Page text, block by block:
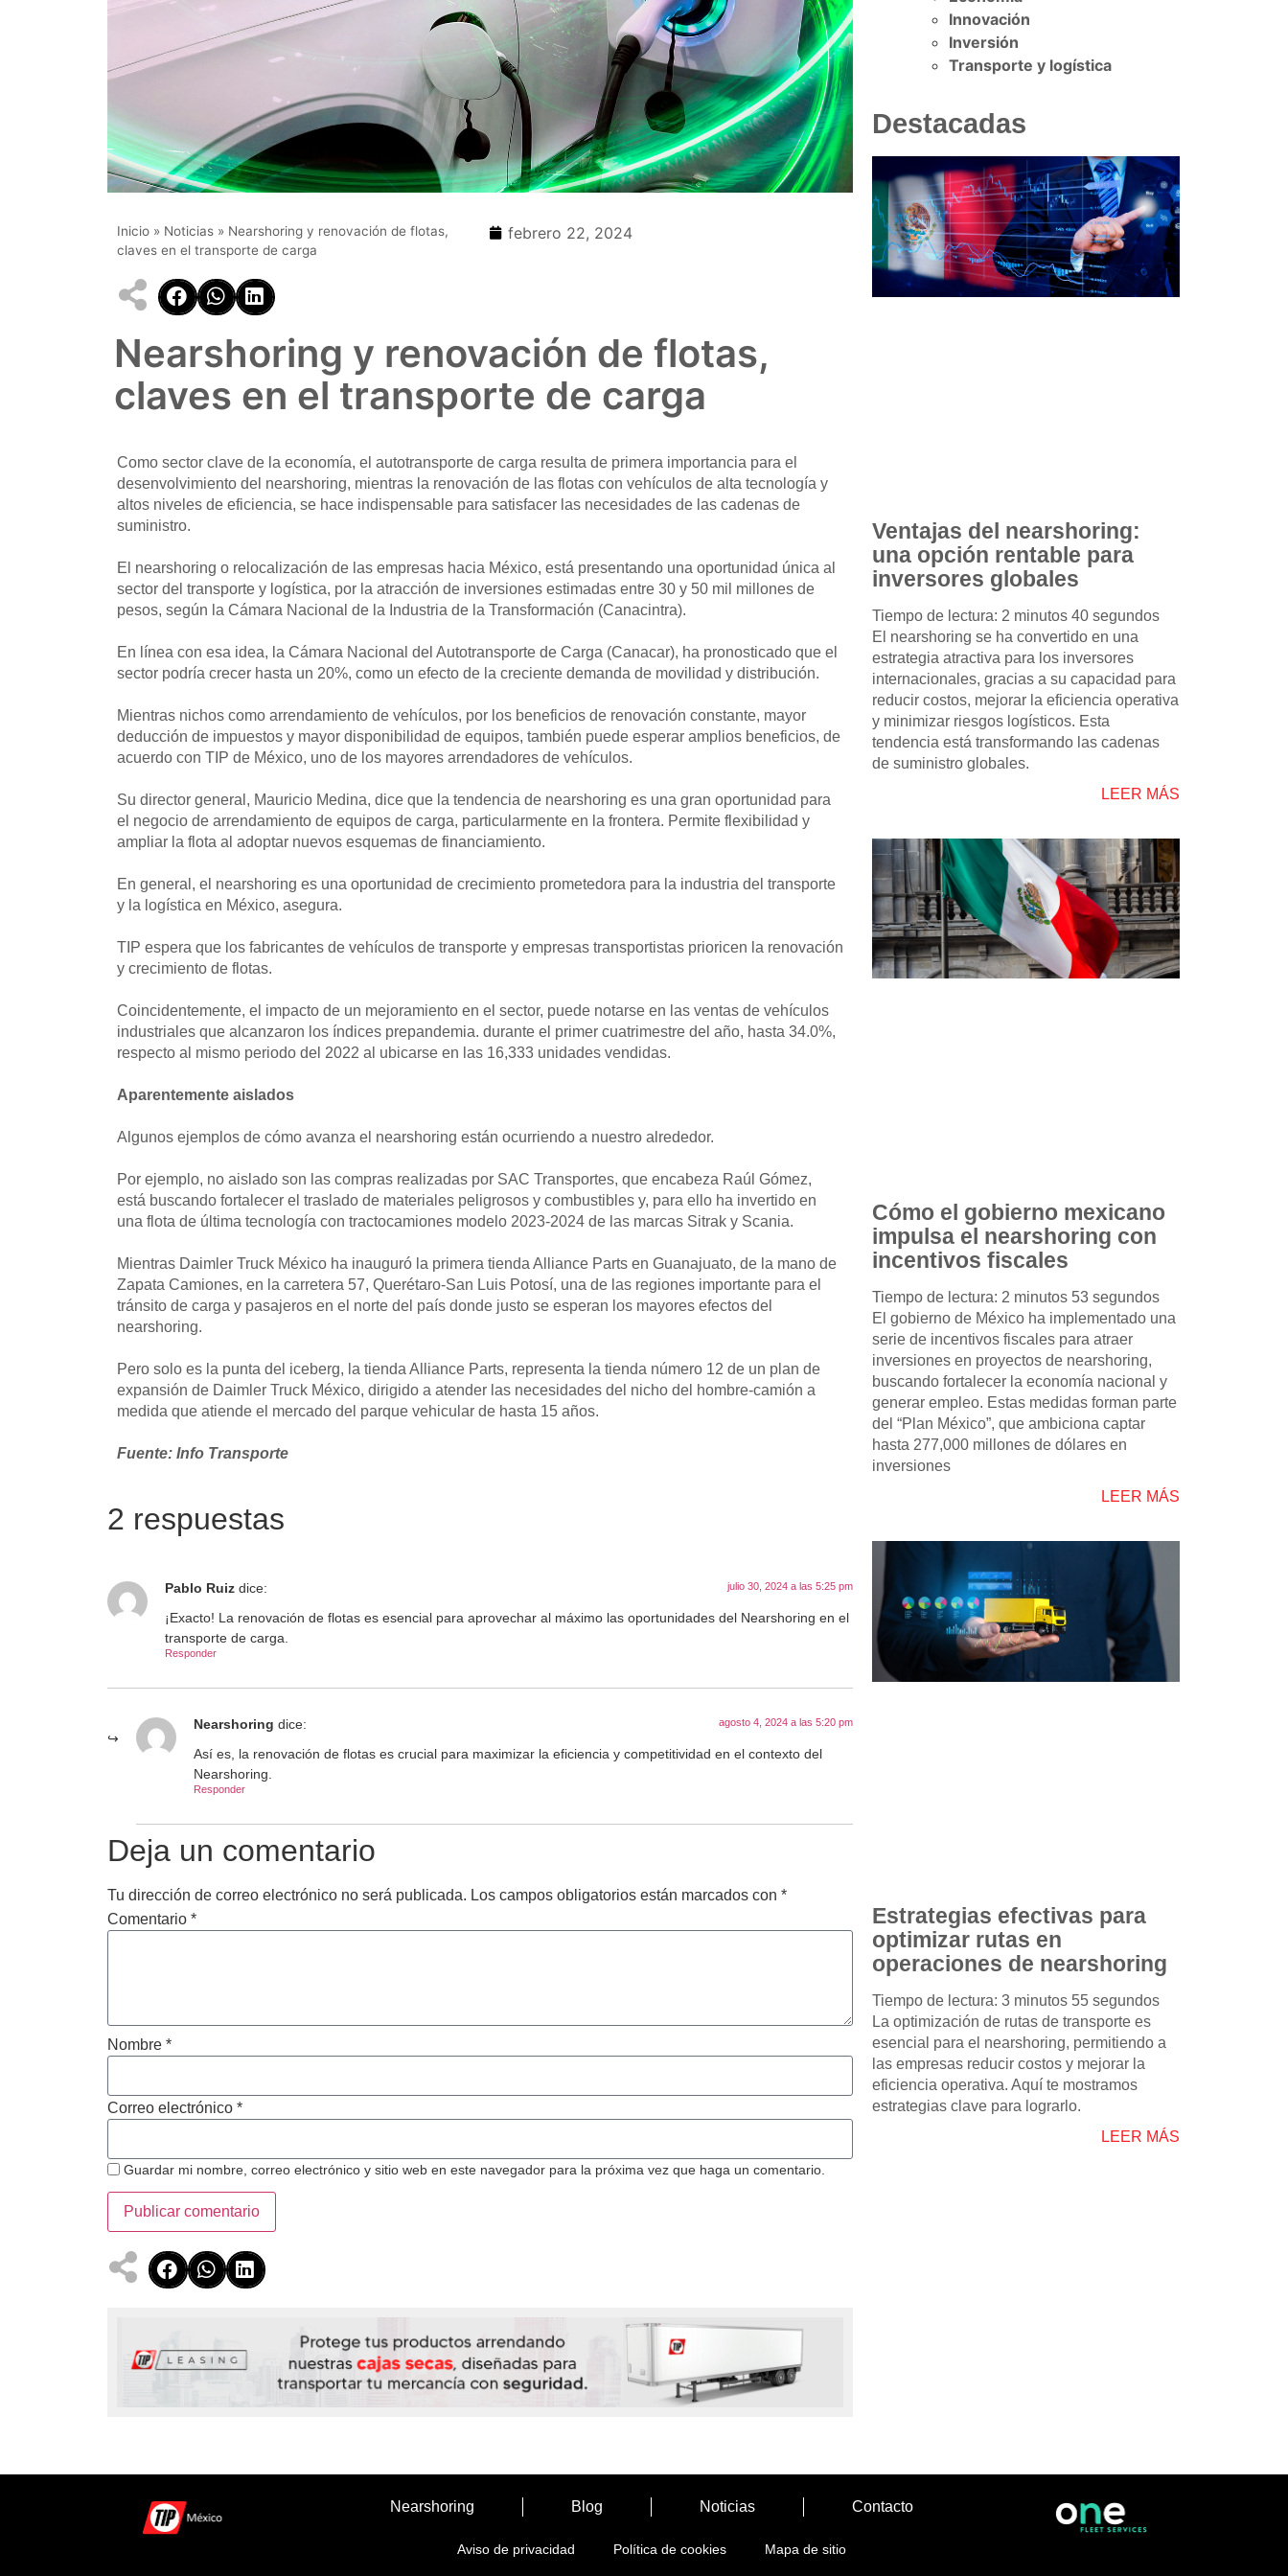
Inicio » Noticias » Nearshoring y renovación de flotas,
claves en el transporte de carga
febrero 22, 2024
Nearshoring y renovación de flotas,
claves en el transporte de carga
Como sector clave de la economía, el autotransporte de carga resulta de primera importancia para el
desenvolvimiento del nearshoring, mientras la renovación de las flotas con vehículos de alta tecnología y
altos niveles de eficiencia, se hace indispensable para satisfacer las necesidades de las cadenas de
suministro.
El nearshoring o relocalización de las empresas hacia México, está presentando una oportunidad única al
sector del transporte y logística, por la atracción de inversiones estimadas entre 30 y 50 mil millones de
pesos, según la Cámara Nacional de la Industria de la Transformación (Canacintra).
En línea con esa idea, la Cámara Nacional del Autotransporte de Carga (Canacar), ha pronosticado que el
sector podría crecer hasta un 20%, como un efecto de la creciente demanda de movilidad y distribución.
Mientras nichos como arrendamiento de vehículos, por los beneficios de renovación constante, mayor
deducción de impuestos y mayor disponibilidad de equipos, también puede esperar amplios beneficios, de
acuerdo con TIP de México, uno de los mayores arrendadores de vehículos.
Su director general, Mauricio Medina, dice que la tendencia de nearshoring es una gran oportunidad para
el negocio de arrendamiento de equipos de carga, particularmente en la frontera. Permite flexibilidad y
ampliar la flota al adoptar nuevos esquemas de financiamiento.
En general, el nearshoring es una oportunidad de crecimiento prometedora para la industria del transporte
y la logística en México, asegura.
TIP espera que los fabricantes de vehículos de transporte y empresas transportistas prioricen la renovación
y crecimiento de flotas.
Coincidentemente, el impacto de un mejoramiento en el sector, puede notarse en las ventas de vehículos
industriales que alcanzaron los índices prepandemia. durante el primer cuatrimestre del año, hasta 34.0%,
respecto al mismo periodo del 2022 al ubicarse en las 16,333 unidades vendidas.
Aparentemente aislados
Algunos ejemplos de cómo avanza el nearshoring están ocurriendo a nuestro alrededor.
Por ejemplo, no aislado son las compras realizadas por SAC Transportes, que encabeza Raúl Gómez,
está buscando fortalecer el traslado de materiales peligrosos y combustibles y, para ello ha invertido en
una flota de última tecnología con tractocamiones modelo 2023-2024 de las marcas Sitrak y Scania.
Mientras Daimler Truck México ha inauguró la primera tienda Alliance Parts en Guanajuato, de la mano de
Zapata Camiones, en la carretera 57, Querétaro-San Luis Potosí, una de las regiones importante para el
tránsito de carga y pasajeros en el norte del país donde justo se esperan los mayores efectos del
nearshoring.
Pero solo es la punta del iceberg, la tienda Alliance Parts, representa la tienda número 12 de un plan de
expansión de Daimler Truck México, dirigido a atender las necesidades del nicho del hombre-camión a
medida que atiende el mercado del parque vehicular de hasta 15 años.
Fuente: Info Transporte
2 respuestas
Pablo Ruiz dice: julio 30, 2024 a las 5:25 pm
¡Exacto! La renovación de flotas es esencial para aprovechar al máximo las oportunidades del Nearshoring en el
transporte de carga.
Responder
Nearshoring dice: agosto 4, 2024 a las 5:20 pm
Así es, la renovación de flotas es crucial para maximizar la eficiencia y competitividad en el contexto del
Nearshoring.
Responder
Deja un comentario
Tu dirección de correo electrónico no será publicada. Los campos obligatorios están marcados con *
Comentario *
Nombre *
Correo electrónico *
Guardar mi nombre, correo electrónico y sitio web en este navegador para la próxima vez que haga un comentario.
Innovación
Inversión
Transporte y logística
Destacadas
Ventajas del nearshoring:
una opción rentable para
inversores globales
Tiempo de lectura: 2 minutos 40 segundos
El nearshoring se ha convertido en una
estrategia atractiva para los inversores
internacionales, gracias a su capacidad para
reducir costos, mejorar la eficiencia operativa
y minimizar riesgos logísticos. Esta
tendencia está transformando las cadenas
de suministro globales.
LEER MÁS
Cómo el gobierno mexicano
impulsa el nearshoring con
incentivos fiscales
Tiempo de lectura: 2 minutos 53 segundos
El gobierno de México ha implementado una
serie de incentivos fiscales para atraer
inversiones en proyectos de nearshoring,
buscando fortalecer la economía nacional y
generar empleo. Estas medidas forman parte
del “Plan México”, que ambiciona captar
hasta 277,000 millones de dólares en
inversiones
LEER MÁS
Estrategias efectivas para
optimizar rutas en
operaciones de nearshoring
Tiempo de lectura: 3 minutos 55 segundos
La optimización de rutas de transporte es
esencial para el nearshoring, permitiendo a
las empresas reducir costos y mejorar la
eficiencia operativa. Aquí te mostramos
estrategias clave para lograrlo.
LEER MÁS
Nearshoring Blog Noticias Contacto
Aviso de privacidad Política de cookies Mapa de sitio